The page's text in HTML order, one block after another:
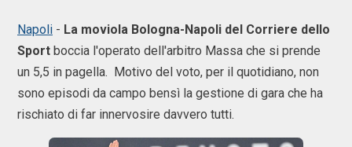
Napoli - La moviola Bologna-Napoli del Corriere dello
Sport boccia l'operato dell'arbitro Massa che si prende
un 5,5 in pagella. Motivo del voto, per il quotidiano, non
sono episodi da campo bensì la gestione di gara che ha
rischiato di far innervosire davvero tutti.